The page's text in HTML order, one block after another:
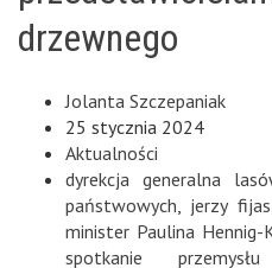
drzewnego
Jolanta Szczepaniak
25 stycznia 2024
Aktualności
dyrekcja generalna
państwowych
jerzy fijas
minister Paulina Hennig-
spotkanie